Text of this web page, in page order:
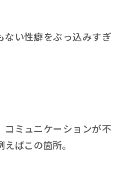
ない性癖をぶっ込みすぎ
コミュニケーションが不
ばこの箇所。